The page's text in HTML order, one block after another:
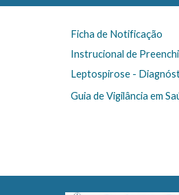
Ficha de Notificação
Instrucional de
Leptospirose -
Guia de Vigilância em